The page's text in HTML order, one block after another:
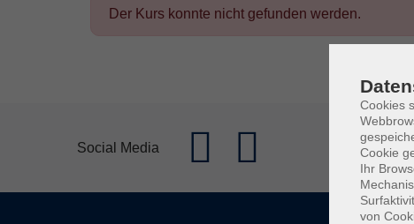
Der Kurs konnte nicht gefunden werden.
Social Media
Cookies
Cookie
Ihr
von